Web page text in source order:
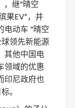
继“晴空
果EV”，并
动车 “晴空
领先新能源
其他中国电
领域的优惠
印尼政府也
。